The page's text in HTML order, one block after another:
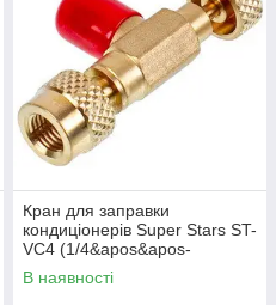
Кран для заправки
кондиціонерів Super Stars ST-
VC4 (1/4&apos&apos-
5/16&apos&apos SAE)
В наявності